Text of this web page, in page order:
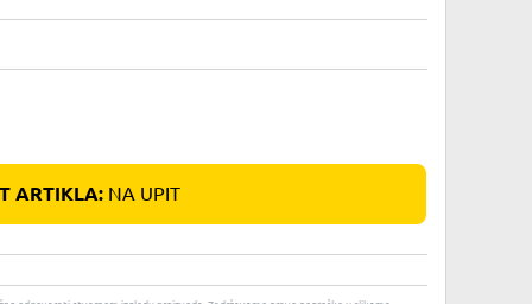
ARTIKLA:NA UPIT